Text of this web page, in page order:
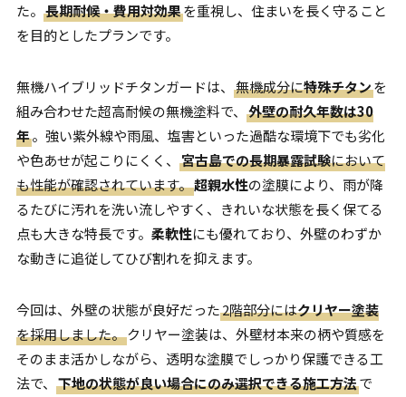
た。 長期耐候・費用対効果を重視し、住まいを長く守ること
を目的としたプランです。
無機ハイブリッドチタンガードは、 無機成分に特殊チタンを
組み合わせた超高耐候の無機塗料で、 外壁の耐久年数は30
年。強い紫外線や雨風、塩害といった過酷な環境下でも劣化
や色あせが起こりにくく、 宮古島での長期暴露試験において
も性能が確認されています。超親水性の塗膜により、雨が降
るたびに汚れを洗い流しやすく、きれいな状態を長く保てる
点も大きな特長です。 柔軟性にも優れており、外壁のわずか
な動きに追従してひび割れを抑えます。
今回は、外壁の状態が良好だった2階部分にはクリヤー塗装
を採用しました。クリヤー塗装は、外壁材本来の柄や質感を
そのまま活かしながら、透明な塗膜でしっかり保護できる工
法で、 下地の状態が良い場合にのみ選択できる施工方法で